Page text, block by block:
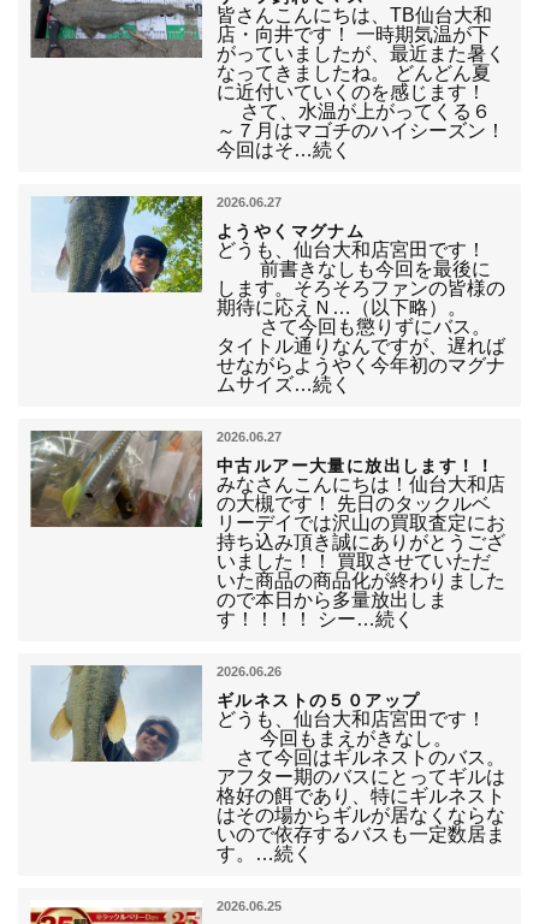
皆さんこんにちは、TB仙台大和
店・向井です！ 一時期気温が下
がっていましたが、最近また暑く
なってきましたね。 どんどん夏
に近付いていくのを感じます！
さて、水温が上がってくる６
～７月はマゴチのハイシーズン！
今回はそ…続く
2026.06.27
ようやくマグナム
どうも、仙台大和店宮田です！
前書きなしも今回を最後に
します。そろそろファンの皆様の
期待に応えＮ…（以下略）。
さて今回も懲りずにバス。
タイトル通りなんですが、遅れば
せながらようやく今年初のマグナ
ムサイズ…続く
2026.06.27
中古ルアー大量に放出します！！
みなさんこんにちは！仙台大和店
の大槻です！ 先日のタックルベ
リーデイでは沢山の買取査定にお
持ち込み頂き誠にありがとうござ
いました！！ 買取させていただ
いた商品の商品化が終わりました
ので本日から多量放出しま
す！！！！ シー…続く
2026.06.26
ギルネストの５０アップ
どうも、仙台大和店宮田です！
今回もまえがきなし。
さて今回はギルネストのバス。
アフター期のバスにとってギルは
格好の餌であり、特にギルネスト
はその場からギルが居なくならな
いので依存するバスも一定数居ま
す。…続く
2026.06.25